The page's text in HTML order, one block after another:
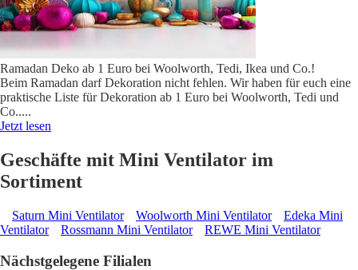
Ramadan Deko ab 1 Euro bei Woolworth, Tedi, Ikea und Co.!
Beim Ramadan darf Dekoration nicht fehlen. Wir haben für euch eine
praktische Liste für Dekoration ab 1 Euro bei Woolworth, Tedi und
Co.....
Jetzt lesen
Geschäfte mit Mini Ventilator im
Sortiment
Saturn Mini Ventilator Woolworth Mini Ventilator
Edeka Mini
Ventilator
Rossmann Mini Ventilator REWE Mini Ventilator
Nächstgelegene Filialen